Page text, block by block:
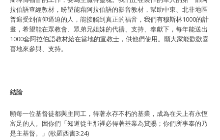
拉伯語查經教材，盼望能藉阿拉伯語的影音教材，幫助中東、北非地區
普遍受到信仰逼迫的人，能接觸到真正的福音，我們有穆斯林1000的計
畫，希望能在眾教會、眾弟兄姐妹的代禱、支持、奉獻下，每年能送出
1000套阿拉伯語教材給在當地的宣教士，供他們使用。願大家能歡歡喜
喜地來參與、支持。
結論
願每一位基督徒都與主同工，得著永存不朽的基業，成為在天上有永恆
富足的人。因你們「知道從主那裡必得著基業為賞賜；你們所事奉的乃
是主基督。」(歌羅西書3:24)